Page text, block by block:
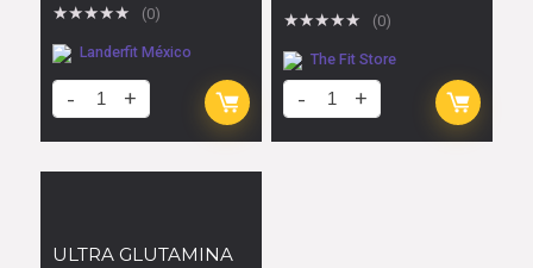
★★★★★ (0)
Landerfit México
★★★★★ (0)
The Fit Store
ULTRA GLUTAMINA